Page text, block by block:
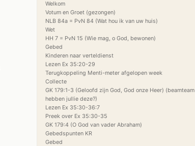
Welkom
Votum en Groet (gezongen)
NLB 84a = PvN 84 (Wat hou ik van uw huis)
Wet
HH 7 = PvN 15 (Wie mag, o God, bewonen)
Gebed
Kinderen naar verteldienst
Lezen Ex 35:20-29
Terugkoppeling Menti-meter afgelopen week
Collecte
GK 179:1-3 (Geloofd zijn God, God onze Heer) (beamteam
hebben jullie deze?)
Lezen Ex 35:30-36:7
Preek over Ex 35:30-35
GK 179:4 (O God van vader Abraham)
Gebedspunten KR
Gebed